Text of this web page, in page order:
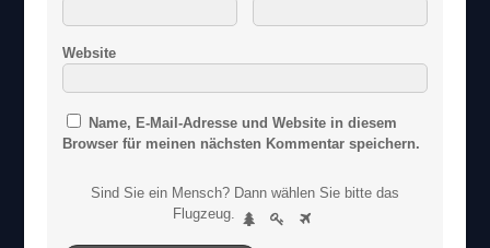
Website
Name, E-Mail-Adresse und Website in diesem
Browser für meinen nächsten Kommentar speichern.
Sind Sie ein Mensch? Dann wählen Sie bitte das
Flugzeug.